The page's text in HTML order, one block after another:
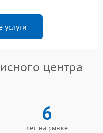
услуги
центра
6
лет на рынке